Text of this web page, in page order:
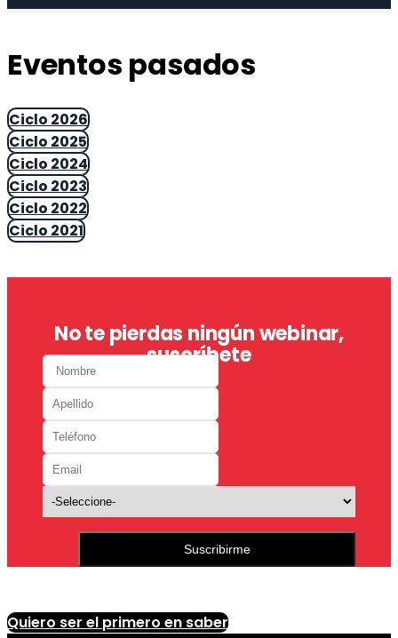
Eventos pasados
Ciclo 2026
Ciclo 2025
Ciclo 2024
Ciclo 2023
Ciclo 2022
Ciclo 2021
No te pierdas ningún webinar,
suscríbete
Suscribirme
Quiero ser el primero en saber